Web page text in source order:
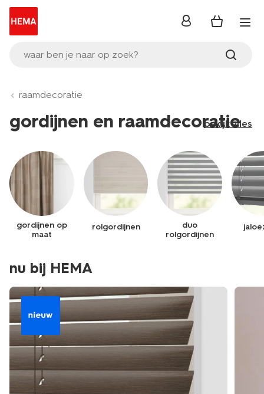
waar ben je naar op zoek?
inloggen
raamdecoratie
gordijnen en raamdecoratie
bekijk alles
gordijnen op
maat
rolgordijnen
duo
rolgordijnen
nu bij HEMA